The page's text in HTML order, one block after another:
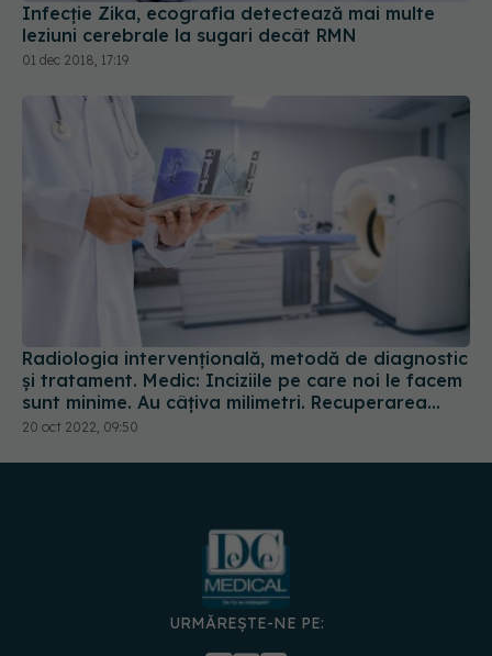
Infecție Zika, ecografia detectează mai multe
leziuni cerebrale la sugari decât RMN
01 dec 2018, 17:19
Radiologia intervențională, metodă de diagnostic
și tratament. Medic: Inciziile pe care noi le facem
sunt minime. Au câțiva milimetri. Recuperarea
pacientului e rapidă
20 oct 2022, 09:50
URMĂREȘTE-NE PE: